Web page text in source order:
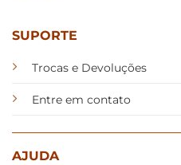
SUPORTE
Trocas e Devoluções
Entre em contato
AJUDA